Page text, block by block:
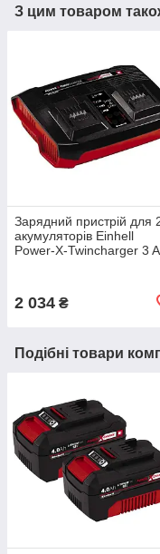
З цим товаром
Зарядний пристрій для
акумуляторів Einhell
Power-X-Twincharger 3 A
2 034 ₴
Подібні товари